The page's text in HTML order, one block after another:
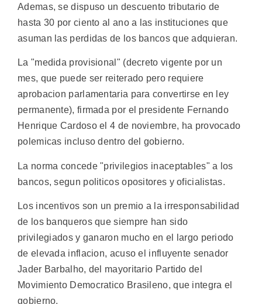
Ademas, se dispuso un descuento tributario de
hasta 30 por ciento al ano a las instituciones que
asuman las perdidas de los bancos que adquieran.
La "medida provisional" (decreto vigente por un
mes, que puede ser reiterado pero requiere
aprobacion parlamentaria para convertirse en ley
permanente), firmada por el presidente Fernando
Henrique Cardoso el 4 de noviembre, ha provocado
polemicas incluso dentro del gobierno.
La norma concede "privilegios inaceptables" a los
bancos, segun politicos opositores y oficialistas.
Los incentivos son un premio a la irresponsabilidad
de los banqueros que siempre han sido
privilegiados y ganaron mucho en el largo periodo
de elevada inflacion, acuso el influyente senador
Jader Barbalho, del mayoritario Partido del
Movimiento Democratico Brasileno, que integra el
gobierno.